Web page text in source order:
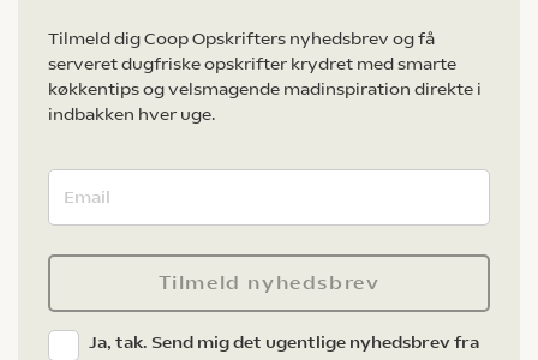
Tilmeld dig Coop Opskrifters nyhedsbrev og få
serveret dugfriske opskrifter krydret med smarte
køkkentips og velsmagende madinspiration direkte i
indbakken hver uge.
Tilmeld nyhedsbrev
Ja, tak. Send mig det ugentlige nyhedsbrev fra